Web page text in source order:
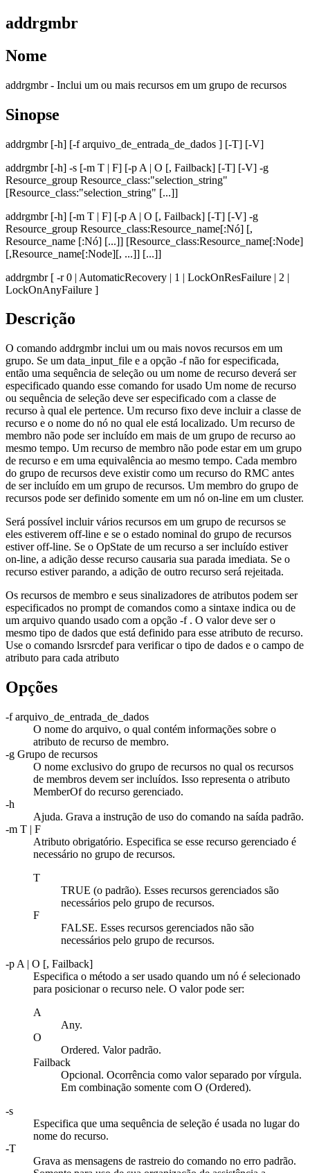
addrgmbr
Nome
addrgmbr - Inclui um ou mais recursos em um grupo de recursos
Sinopse
addrgmbr[-h] [-f arquivo_de_entrada_de_dados ] [-T] [-V]
addrgmbr[-h] -s [-m T | F] [-p A | O [, Failback] [-T] [-V] -g
Resource_group Resource_class:"selection_string"
[Resource_class:"selection_string" [...]]
addrgmbr[-h] [-m T | F] [-p A | O [, Failback] [-T] [-V] -g
Resource_group Resource_class:Resource_name[:Nó] [,
Resource_name [:Nó] [...]] [Resource_class:Resource_name[:Node]
[,Resource_name[:Node][, ...]] [...]]
addrgmbr[ -r0 | AutomaticRecovery | 1 | LockOnResFailure | 2 |
LockOnAnyFailure ]
Descrição
O comando addrgmbrinclui um ou mais novos recursos em um
grupo. Se um data_input_file e a opção -fnão for especificada,
então uma sequência de seleção ou um nome de recurso deverá ser
especificado quando esse comando for usado Um nome de recurso
ou sequência de seleção deve ser especificado com a classe de
recurso à qual ele pertence. Um recurso fixo deve incluir a classe de
recurso e o nome do nó no qual ele está localizado. Um recurso de
membro não pode ser incluído em mais de um grupo de recurso ao
mesmo tempo. Um recurso de membro não pode estar em um grupo
de recurso e em uma equivalência ao mesmo tempo. Cada membro
do grupo de recursos deve existir como um recurso do RMC antes
de ser incluído em um grupo de recursos. Um membro do grupo de
recursos pode ser definido somente em um nó on-line em um cluster.
Será possível incluir vários recursos em um grupo de recursos se
eles estiverem off-line e se o estado nominal do grupo de recursos
estiver off-line. Se o OpState de um recurso a ser incluído estiver
on-line, a adição desse recurso causaria sua parada imediata. Se o
recurso estiver parando, a adição de outro recurso será rejeitada.
Os recursos de membro e seus sinalizadores de atributos podem ser
especificados no prompt de comandos como a sintaxe indica ou de
um arquivo quando usado com a opção -f . O valor deve ser o
mesmo tipo de dados que está definido para esse atributo de recurso.
Use o comando lsrsrcdefpara verificar o tipo de dados e o campo de
atributo para cada atributo
Opções
-f arquivo_de_entrada_de_dados
O nome do arquivo, o qual contém informações sobre o
atributo de recurso de membro.
-g Grupo de recursos
O nome exclusivo do grupo de recursos no qual os recursos
de membros devem ser incluídos. Isso representa o atributo
MemberOf do recurso gerenciado.
-h
Ajuda. Grava a instrução de uso do comando na saída padrão.
-m T | F
Atributo obrigatório. Especifica se esse recurso gerenciado é
necessário no grupo de recursos.
T
TRUE (o padrão). Esses recursos gerenciados são
necessários pelo grupo de recursos.
F
FALSE. Esses recursos gerenciados não são
necessários pelo grupo de recursos.
-p A | O [, Failback]
Especifica o método a ser usado quando um nó é selecionado
para posicionar o recurso nele. O valor pode ser:
A
Any.
O
Ordered. Valor padrão.
Failback
Opcional. Ocorrência como valor separado por vírgula.
Em combinação somente com O (Ordered).
-s
Especifica que uma sequência de seleção é usada no lugar do
nome do recurso.
-T
Grava as mensagens de rastreio do comando no erro padrão.